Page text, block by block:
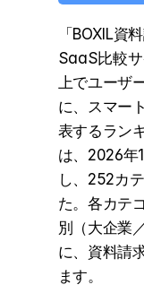
「BOXIL資
SaaS比較サ
上でユーザ
に、スマー
表するラン
は、2026年
し、252カ
た。各カテ
別（大企業
に、資料請
ます。